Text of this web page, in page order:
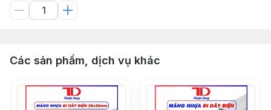
Các sản phẩm, dịch vụ khác